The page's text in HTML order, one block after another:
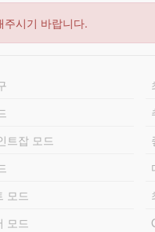
시기 바랍니다.
트잡 모드
모드
모드